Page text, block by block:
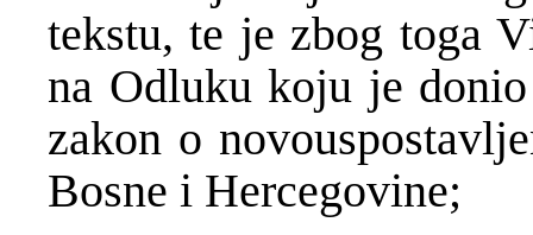
tekstu, te je zbog toga
na Odluku koju je
zakon o
Bosne i Hercegovine;